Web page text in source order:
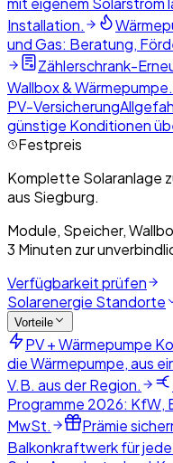
Installation.
und Gas: Beratung,
Zählerschrank-
Wallbox &
PV-Versicherung
günstige Konditionen
Festpreis
Komplette Solaranlage
aus Siegburg.
Module, Speicher,
3 Minuten zur
Verfügbarkeit prüfen
Solarenergie Standorte
Vorteile
PV + Wärmepumpe
die Wärmepumpe, aus
V.B. aus der Region.
Programme 2026: KfW,
MwSt.
Prämie
Balkonkraftwerk für